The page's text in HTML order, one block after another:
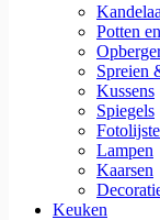
Potten
Spreien
Kussens
Spiegels
Lampen
Kaarsen
Keuken